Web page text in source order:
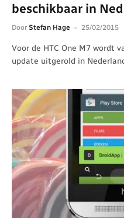
beschikbaar in
Door Stefan Hage 25/02/2015
Voor de HTC One M7 wordt
update uitgerold in